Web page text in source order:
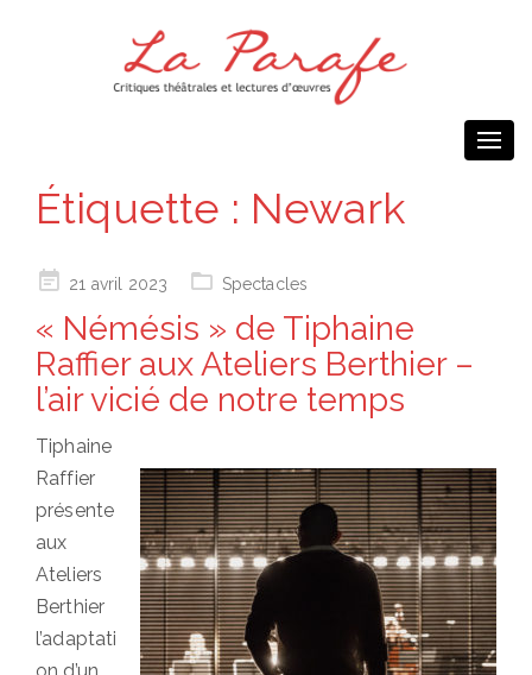
Étiquette : Newark
Posted21 avril 2023 Spectacles
« Némésis » de Tiphaine
Raffier aux Ateliers Berthier –
l’air vicié de notre temps
Tiphaine
Raffier
présente
aux
Ateliers
Berthier
l’adaptati